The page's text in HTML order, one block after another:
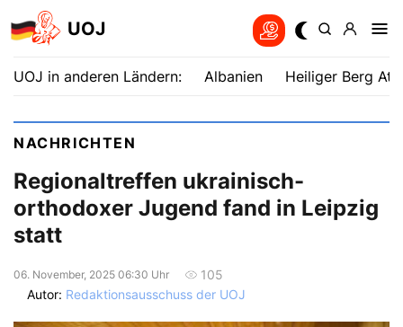
UOJ
UOJ in anderen Ländern: Albanien Heiliger Berg
NACHRICHTEN
Regionaltreffen ukrainisch-
orthodoxer Jugend fand in Leipzig
statt
06. November, 2025 06:30 Uhr
105
Autor: Redaktionsausschuss der UOJ